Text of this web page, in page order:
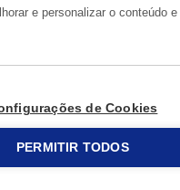
Telha
Desratização em
Côa
Gaia
e personalizar o conteúdo e
de Cookies
PERMITIR TODOS